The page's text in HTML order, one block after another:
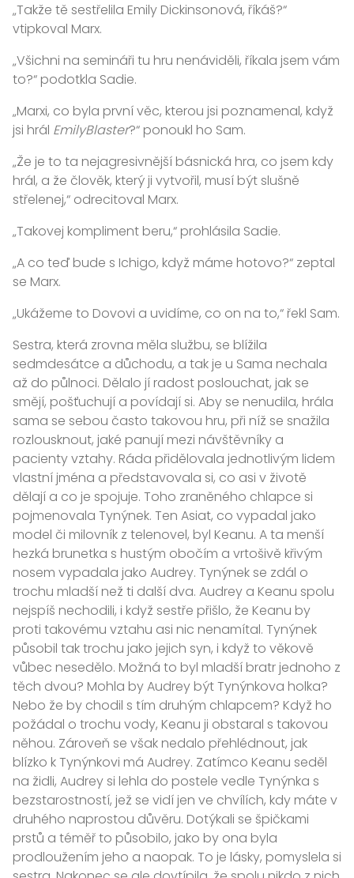
„Takže tě sestřelila Emily Dickinsonová, říkáš?“
vtipkoval Marx.
„Všichni na semináři tu hru nenáviděli, říkala jsem vám
to?“ podotkla Sadie.
„Marxi, co byla první věc, kterou jsi poznamenal, když
jsi hrál EmilyBlaster?“ ponoukl ho Sam.
„Že je to ta nejagresivnější básnická hra, co jsem kdy
hrál, a že člověk, který ji vytvořil, musí být slušně
střelenej,“ odrecitoval Marx.
„Takovej kompliment beru,“ prohlásila Sadie.
„A co teď bude s Ichigo, když máme hotovo?“ zeptal
se Marx.
„Ukážeme to Dovovi a uvidíme, co on na to,“ řekl Sam.
Sestra, která zrovna měla službu, se blížila
sedmdesátce a důchodu, a tak je u Sama nechala
až do půlnoci. Dělalo jí radost poslouchat, jak se
smějí, pošťuchují a povídají si. Aby se nenudila, hrála
sama se sebou často takovou hru, při níž se snažila
rozlousknout, jaké panují mezi návštěvníky a
pacienty vztahy. Ráda přidělovala jednotlivým lidem
vlastní jména a představovala si, co asi v životě
dělají a co je spojuje. Toho zraněného chlapce si
pojmenovala Tynýnek. Ten Asiat, co vypadal jako
model či milovník z telenovel, byl Keanu. A ta menší
hezká brunetka s hustým obočím a vrtošivě křivým
nosem vypadala jako Audrey. Tynýnek se zdál o
trochu mladší než ti další dva. Audrey a Keanu spolu
nejspíš nechodili, i když sestře přišlo, že Keanu by
proti takovému vztahu asi nic nenamítal. Tynýnek
působil tak trochu jako jejich syn, i když to věkově
vůbec nesedělo. Možná to byl mladší bratr jednoho z
těch dvou? Mohla by Audrey být Tynýnkova holka?
Nebo že by chodil s tím druhým chlapcem? Když ho
požádal o trochu vody, Keanu ji obstaral s takovou
něhou. Zároveň se však nedalo přehlédnout, jak
blízko k Tynýnkovi má Audrey. Zatímco Keanu seděl
na židli, Audrey si lehla do postele vedle Tynýnka s
bezstarostností, jež se vidí jen ve chvílích, kdy máte v
druhého naprostou důvěru. Dotýkali se špičkami
prstů a téměř to působilo, jako by ona byla
prodloužením jeho a naopak. To je lásky, pomyslela si